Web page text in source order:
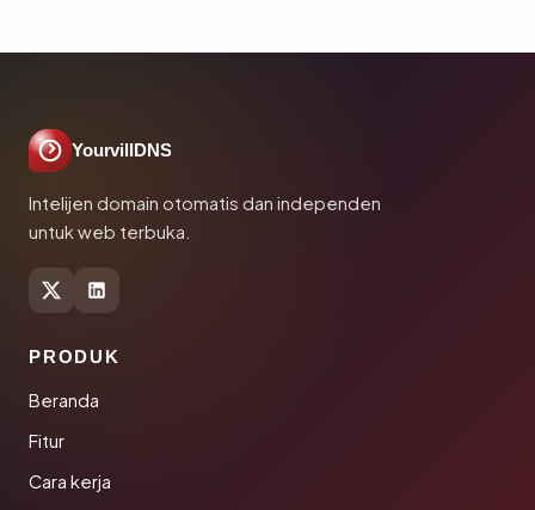
YourvillDNS
Intelijen domain otomatis dan independen
untuk web terbuka.
PRODUK
Beranda
Fitur
Cara kerja